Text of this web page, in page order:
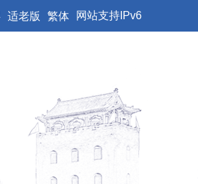
适老版 繁体 网站支持IPv6